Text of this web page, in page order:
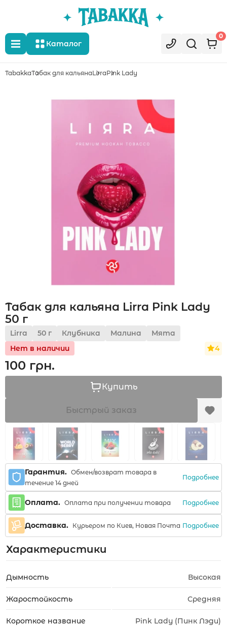
Каталог
0
Укр
TabakkaТабак для кальянаLirraPink Lady
Табак для кальяна Lirra Pink Lady
50 г
Lirra 50 г Клубника Малина
Мята
Нет в наличии
4
100 грн.
Купить
Быстрый заказ
Гарантия. Обмен/возврат товара в
течение 14 дней
Подробнее
Оплата. Оплата при получении товара Подробнее
Доставка. Курьером по Киев, Новая Почта Подробнее
Характеристики
Дымность Высокая
Жаростойкость Средняя
Короткое название Pink Lady (Пинк Лэди)